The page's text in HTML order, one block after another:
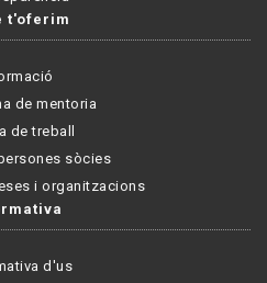
t'oferim
de mentoria
de treball
sòcies
i organitzacions
d'us